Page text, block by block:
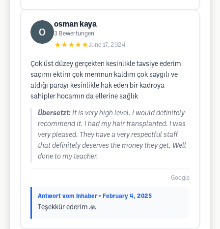
osman kaya
3 Bewertungen
★★★★★June 17, 2024
Çok üst düzey gerçekten kesinlikle tavsiye ederim
saçımı ektim çok memnun kaldım çok saygılı ve
aldığı parayı kesinlikle hak eden bir kadroya
sahipler hocamın da ellerine sağlık
Übersetzt: It is very high level. I would definitely
recommend it. I had my hair transplanted. I was
very pleased. They have a very respectful staff
that definitely deserves the money they get. Well
done to my teacher.
Google
Antwort vom Inhaber • February 4, 2025
Teşekkür ederim 🙏